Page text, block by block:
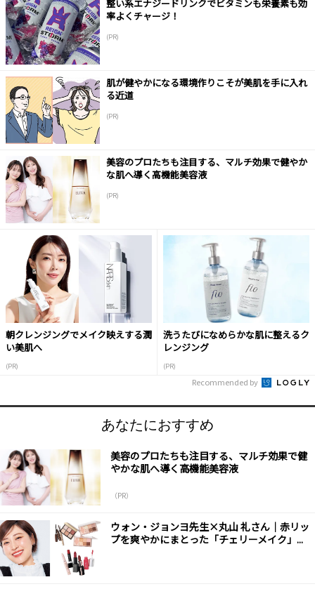
整い系エナジードリンクでビタミンも栄養素も効
率よくチャージ！
(PR)
肌が健やかになる環境作りこそが美肌を手に入れ
る近道
(PR)
美容のプロたちも注目する、マルチ効果で健やか
な肌へ導く高機能美容液
(PR)
朝クレンジングでメイク映えする潤
い美肌へ
(PR)
洗うたびになめらかな肌に整えるク
レンジング
(PR)
Recommended by
あなたにおすすめ
美容のプロたちも注目する、マルチ効果で健
やかな肌へ導く高機能美容液
（PR）
ウォン・ジョンヨ先生×丸山 礼さん｜赤リッ
プを爽やかにまとった「チェリーメイク」...